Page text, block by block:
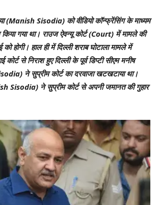
(Manish Sisodia) को वीडियो कॉन्फ्रेंसिंग के माध्यम
गया था। राउज ऐवन्यू कोर्ट (Court) में मामले की
होगी। हाल ही में दिल्ली शराब घोटाला मामले में
कोर्ट से निराश हुए दिल्ली के पूर्व डिप्टी सीएम मनीष
ने सुप्रीम कोर्ट का दरवाजा खटखटाया था।
Sisodia) ने सुप्रीम कोर्ट से अपनी जमानत की गुहार